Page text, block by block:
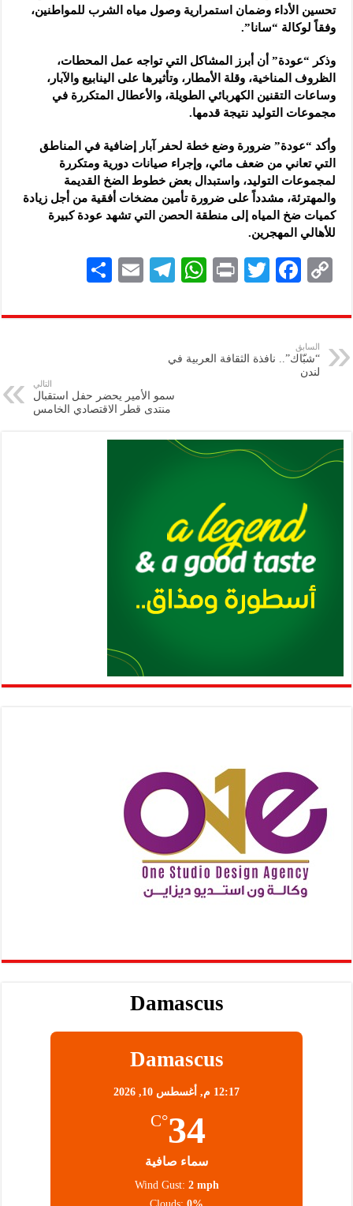
تحسين الأداء وضمان استمرارية وصول مياه الشرب للمواطنين،
وفقاً لوكالة “سانا”.
وذكر “عودة” أن أبرز المشاكل التي تواجه عمل المحطات،
الظروف المناخية، وقلة الأمطار، وتأثيرها على الينابيع والآبار،
وساعات التقنين الكهربائي الطويلة، والأعطال المتكررة في
مجموعات التوليد نتيجة قدمها.
وأكد “عودة” ضرورة وضع خطة لحفر آبار إضافية في المناطق
التي تعاني من ضعف مائي، وإجراء صيانات دورية ومتكررة
لمجموعات التوليد، واستبدال بعض خطوط الضخ القديمة
والمهترئة، مشدداً على ضرورة تأمين مضخات أفقية من أجل زيادة
كميات ضخ المياه إلى منطقة الحصن التي تشهد عودة كبيرة
للأهالي المهجرين.
C
p
y
Li
F
eb
k
T
tt
P
nt
W
at
A
p
p
Te
gr
E
ai
ar
السابق
“شبّاك”.. نافذة الثقافة العربية في
لندن
التالي
سمو الأمير يحضر حفل استقبال
منتدى قطر الاقتصادي الخامس
Damascus
Damascus
12:17 م, أغسطس 10, 2026
34
°C
سماء صافية
Wind Gust: 2 mph